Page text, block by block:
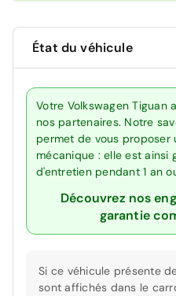
État du véhicule
Votre Volkswagen Tiguan
nos partenaires. Notre
permet de vous
mécanique : elle est
d'entretien pendant 1 an
Découvrez nos
garantie
Si ce véhicule présente
sont affichés dans le